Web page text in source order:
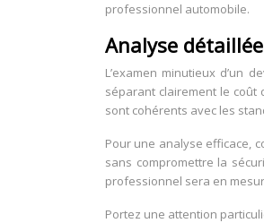
professionnel automobile.
Analyse
L’examen minutieux d’un
séparant clairement le
sont cohérents avec les
Pour une analyse efficace,
sans compromettre la
professionnel sera en
Portez une attention